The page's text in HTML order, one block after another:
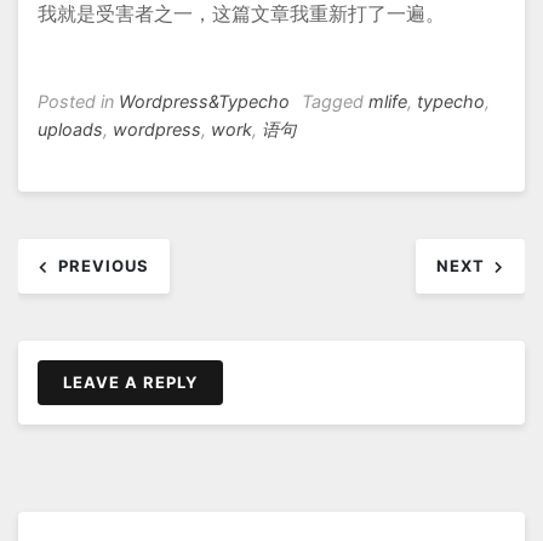
我就是受害者之一，这篇文章我重新打了一遍。
Posted in Wordpress&Typecho Tagged mlife, typecho,
uploads, wordpress, work, 语句
章
航
PREVIOUS NEXT
LEAVE A REPLY